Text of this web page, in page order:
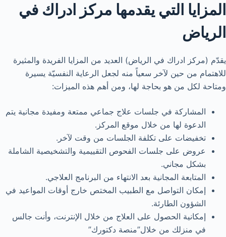
المزايا التي يقدمها مركز ادراك في
الرياض
يقدّم (مركز ادراك في الرياض) العديد من المزايا الفريدة والمثيرة
للاهتمام من حين لآخر سعياً منه لجعل الرعاية النفسيّة يسيرة
ومتاحة لكل من هو بحاجة لها، ومن أهم هذه الميزات:
المشاركة في جلسات علاج جماعي ممتعة ومفيدة مجانية يتم
الدعوة لها من خلال موقع المركز.
تخفيضات على تكلفة الجلسات من وقت لآخر.
عروض على جلسات الفحوص التقييمية والتشخيصية الشاملة
بشكل مجاني.
المتابعة المجانية بعد الانتهاء من البرنامج العلاجي.
إمكان التواصل مع الطبيب المختص خارج أوقات المواعيد في
الشؤون الطارئة.
إمكانية الحصول على العلاج من خلال الإنترنت، وأنت جالس
في منزلك من خلال”منصة دكتورك”